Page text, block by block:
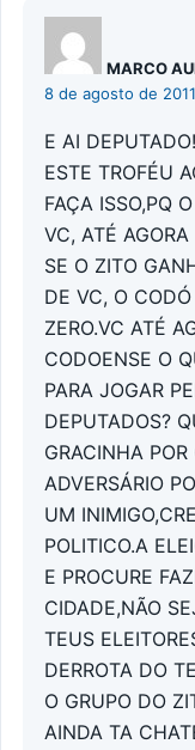
MARCO
8 de agosto de
E AI
ESTE TROFÉU
FAÇA ISSO,PQ
VC, ATÉ
SE O ZITO
DE VC, O
ZERO.VC ATÉ
CODOENSE O
PARA JOGAR
DEPUTADOS?
GRACINHA
ADVERSÁRIO
UM
POLITICO.A
E PROCURE
CIDADE,NÃO
TEUS
DERROTA DO
O GRUPO DO
AINDA TA